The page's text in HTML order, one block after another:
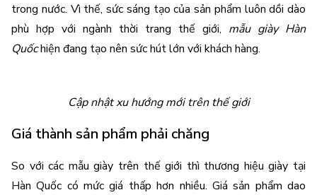
trong nước. Vì thế, sức sáng tạo của sản phẩm luôn dồi dào
phù hợp với ngành thời trang thế giới, mẫu giày Hàn
Quốc hiện đang tạo nên sức hút lớn với khách hàng.
Cập nhật xu hướng mới trên thế giới
Giá thành sản phẩm phải chăng
So với các mẫu giày trên thế giới thì thương hiệu giày tại
Hàn Quốc có mức giá thấp hơn nhiều. Giá sản phẩm dao